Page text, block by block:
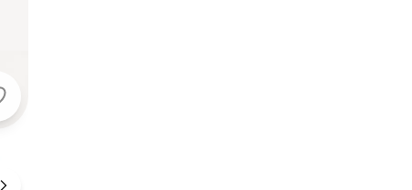
- Calça Ferrugem em Tecido de Cotelê